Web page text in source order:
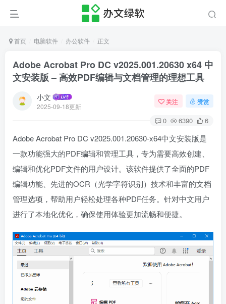
首页 电脑软件 办公软件 正文
Adobe Acrobat Pro DC v2025.001.20630 x64 中
文安装版 – 高效PDF编辑与文档管理的理想工具
小文
2025-09-18更新
关注 赞赏
0 6390 6
Adobe Acrobat Pro DC v2025.001.20630-x64中文安装版是
一款功能强大的PDF编辑和管理工具，专为需要高效创建、
编辑和优化PDF文件的用户设计。该软件提供了全面的PDF
编辑功能、先进的OCR（光学字符识别）技术和丰富的文档
管理选项，帮助用户轻松处理各种PDF任务。针对中文用户
进行了本地化优化，确保使用体验更加流畅和便捷。